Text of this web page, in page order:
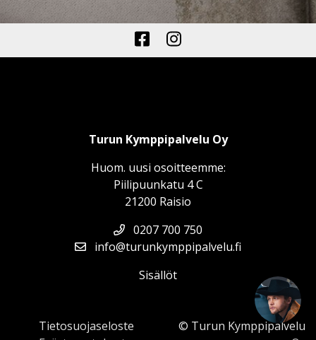
👋Moi - kysy tuotteista, varaosista tai
huollosta. Minä autan!
Turun Kymppipalvelu Oy
Huom. uusi osoitteemme:
Piilipuunkatu 4 C
21200 Raisio
0207 700 750
info@turunkymppipalvelu.fi
Sisällöt
Tietosuojaseloste
© Turun Kymppipalvelu